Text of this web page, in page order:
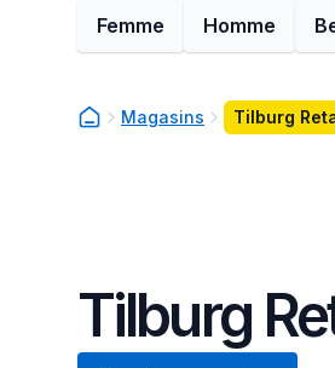
Femme Homme
Magasins Tilburg
Tilburg